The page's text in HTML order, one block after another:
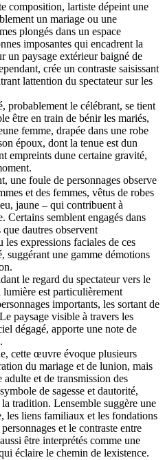
composition, lartiste dépeint une
un mariage ou une
plongés dans un espace
imposantes qui encadrent la
un paysage extérieur baigné de
crée un contraste saisissant
lattention du spectateur sur les
probablement le célébrant, se tient
être en train de bénir les mariés,
femme, drapée dans une robe
époux, dont la tenue est dun
empreints dune certaine gravité,
une foule de personnages observe
et des femmes, vêtus de robes
jaune – qui contribuent à
Certains semblent engagés dans
dautres observent
expressions faciales de ces
suggérant une gamme démotions
le regard du spectateur vers le
est particulièrement
importants, les sortant de
paysage visible à travers les
dégagé, apporte une note de
cette œuvre évoque plusieurs
du mariage et de lunion, mais
adulte et de transmission des
de sagesse et dautorité,
tradition. Lensemble suggère une
les liens familiaux et les fondations
et le contraste entre
être interprétés comme une
éclaire le chemin de lexistence.